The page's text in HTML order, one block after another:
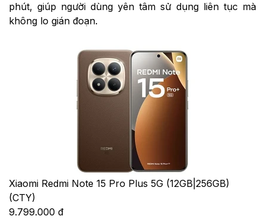
phút, giúp người dùng yên tâm sử dụng liên tục mà
không lo gián đoạn.
Xiaomi Redmi Note 15 Pro Plus 5G (12GB|256GB)
(CTY)
9.799.000 đ